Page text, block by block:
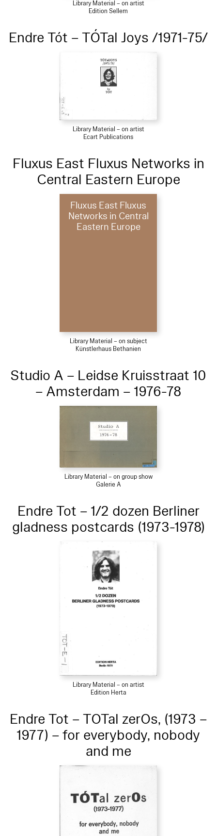
Library Material – on artist
Edition Sellem
Endre Tót – TÓTal Joys /1971-75/
Library Material – on artist
Ecart Publications
Fluxus East Fluxus Networks in
Central Eastern Europe
Fluxus East Fluxus
Networks in Central
Eastern Europe
Library Material – on subject
Künstlerhaus Bethanien
Studio A – Leidse Kruisstraat 10
– Amsterdam – 1976-78
Library Material – on group show
Galerie A
Endre Tot – 1/2 dozen Berliner
gladness postcards (1973-1978)
Library Material – on artist
Edition Herta
Endre Tot – TOTal zerOs, (1973 –
1977) – for everybody, nobody
and me